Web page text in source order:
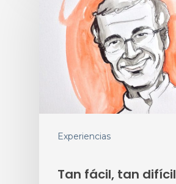
Experiencias
Tan fácil, tan difícil